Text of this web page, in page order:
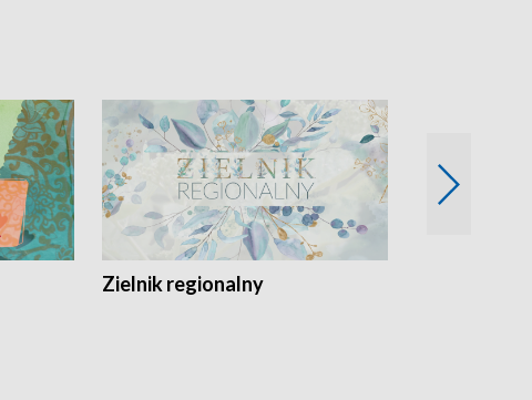
Zielnik regionalny